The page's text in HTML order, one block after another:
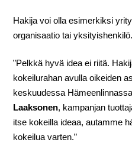
Hakija voi olla esimerkiksi
organisaatio tai yksityishenkilö.
”Pelkkä hyvä idea ei riitä.
kokeilurahan avulla oikeiden
keskuudessa
Laaksonen, kampanjan
itse kokeilla ideaa, autamme
kokeilua varten.”